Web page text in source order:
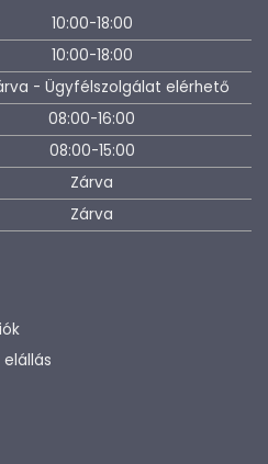
10:00-18:00
10:00-18:00
- Ügyfélszolgálat elérhető
08:00-16:00
08:00-15:00
Zárva
Zárva